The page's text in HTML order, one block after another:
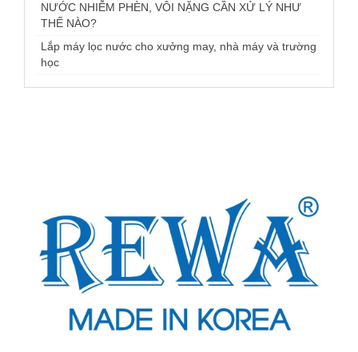
NƯỚC NHIỄM PHÈN, VÔI NẶNG CẦN XỬ LÝ NHƯ
THẾ NÀO?
Lắp máy lọc nước cho xưởng may, nhà máy và trường
học